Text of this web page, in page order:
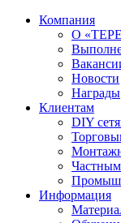
Компания
О
Новости
Награды
Клиентам
DIY
Информация